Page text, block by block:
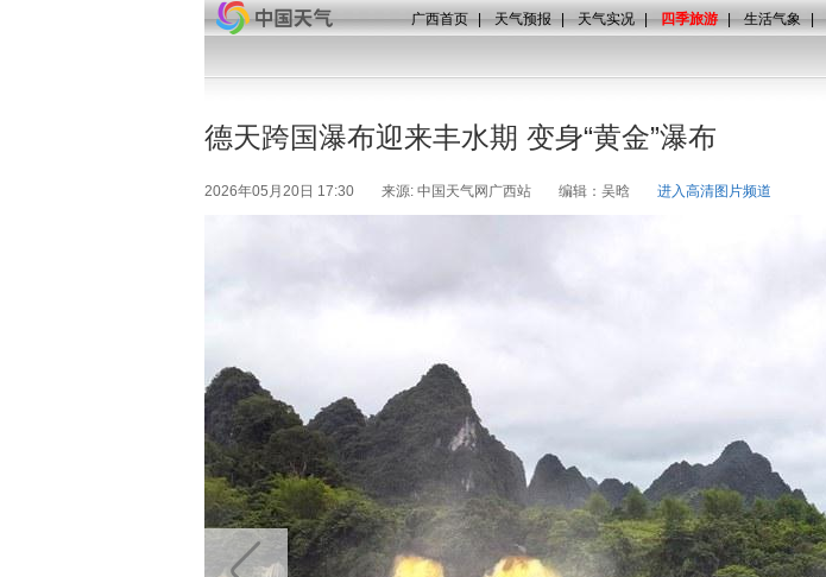
广西首页 | 天气预报 | 天气实况 | 四季旅游 | 生活气象 |
德天跨国瀑布迎来丰水期 变身“黄金”瀑布
2026年05月20日 17:30 来源: 中国天气网广西站 编辑：吴晗 进入高清图片频道